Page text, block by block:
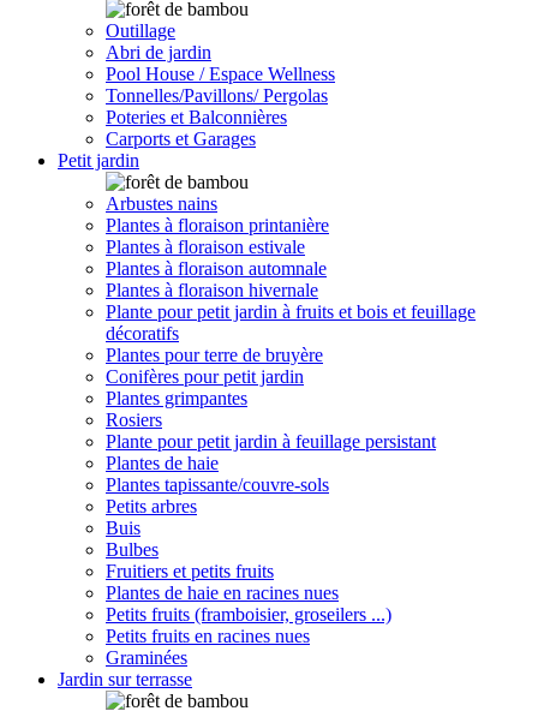
Outillage
Abri de jardin
Pool House / Espace Wellness
Tonnelles/Pavillons/ Pergolas
Poteries et Balconnières
Carports et Garages
Petit jardin
Arbustes nains
Plantes à floraison printanière
Plantes à floraison estivale
Plantes à floraison automnale
Plantes à floraison hivernale
Plante pour petit jardin à fruits et bois et feuillage
décoratifs
Plantes pour terre de bruyère
Conifères pour petit jardin
Plantes grimpantes
Rosiers
Plante pour petit jardin à feuillage persistant
Plantes de haie
Plantes tapissante/couvre-sols
Petits arbres
Buis
Bulbes
Fruitiers et petits fruits
Plantes de haie en racines nues
Petits fruits (framboisier, groseilers ...)
Petits fruits en racines nues
Graminées
Jardin sur terrasse